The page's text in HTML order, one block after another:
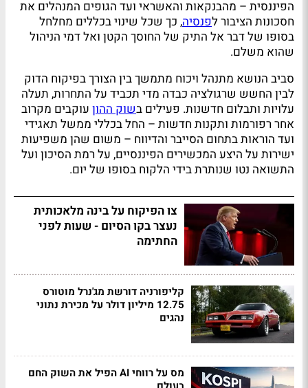
הפיננסית – מהבנקאות והאשראי ועד הגופים המנהלים את
חסכונות הציבור לפנסיה, כך שכל שינוי בכללים מחלחל
בסופו של דבר אל התיק של החוסך הקטן ואל דמי הניהול
שהוא משלם.
סביב הנושא מתנהל ויכוח מתמשך בין הצורך בפיקוח הדוק
לבין החשש שרגולציה כבדה מדי תכביד על התחרות, תעלה
עלויות ותבלום חדשנות. פעילים בשוק ההון עוקבים מקרוב
אחר רפורמות ותקנות חדשות – החל בכללי ממשל תאגידי
ועד הוראות בתחום הסייבר והדיווח – משום שהן משפיעות
ישירות על היצע המכשירים הפיננסיים, על רמת הסיכון ועל
התשואה נטו שנותרת בידי הלקוח בסופו של יום.
צו הפיקוח על בינה מלאכותית
נעצר בקו הסיום - שעות לפני
החתימה
קליפורניה דורשת מג'נרל מוטורס
12.75 מיליון דולר על מכירת נתוני
נהגים
מס על רווחי AI הפיל את השוק החם